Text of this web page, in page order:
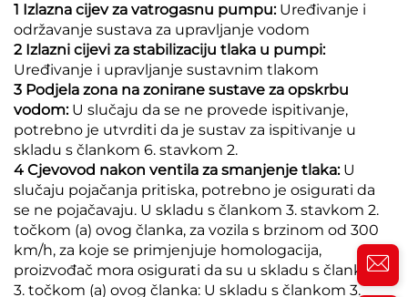
1 Izlazna cijev za vatrogasnu pumpu: Uređivanje i
održavanje sustava za upravljanje vodom
2 Izlazni cijevi za stabilizaciju tlaka u pumpi:
Uređivanje i upravljanje sustavnim tlakom
3 Podjela zona na zonirane sustave za opskrbu
vodom: U slučaju da se ne provede ispitivanje,
potrebno je utvrditi da je sustav za ispitivanje u
skladu s člankom 6. stavkom 2.
4 Cjevovod nakon ventila za smanjenje tlaka: U
slučaju pojačanja pritiska, potrebno je osigurati da
se ne pojačavaju. U skladu s člankom 3. stavkom 2.
točkom (a) ovog članka, za vozila s brzinom od 300
km/h, za koje se primjenjuje homologacija,
proizvođač mora osigurati da su u skladu s člankom
3. točkom (a) ovog članka: U skladu s člankom 3.